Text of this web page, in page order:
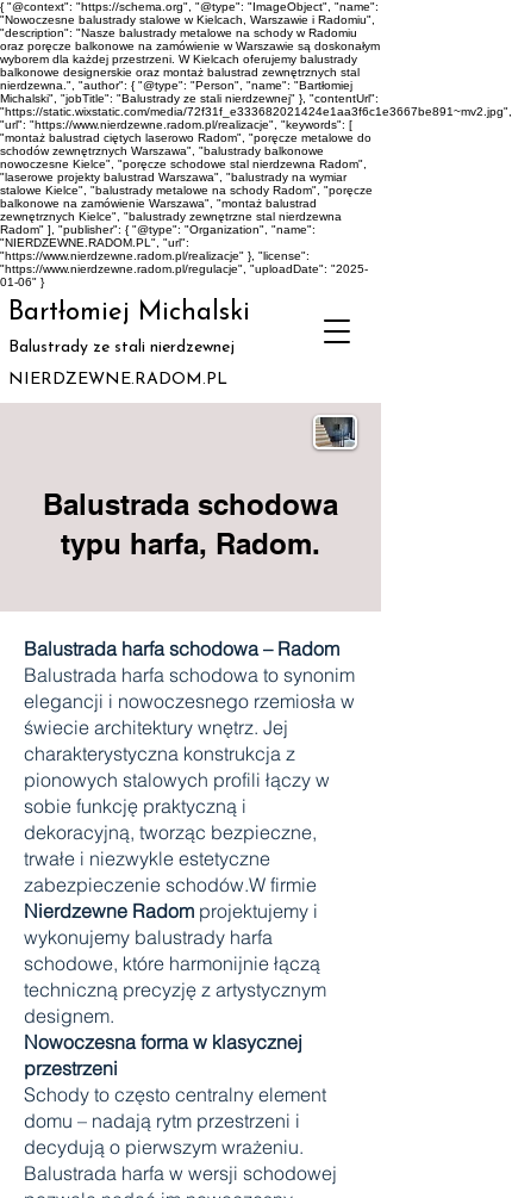
{ "@context": "https://schema.org", "@type": "ImageObject", "name":
"Nowoczesne balustrady stalowe w Kielcach, Warszawie i Radomiu",
"description": "Nasze balustrady metalowe na schody w Radomiu
oraz poręcze balkonowe na zamówienie w Warszawie są doskonałym
wyborem dla każdej przestrzeni. W Kielcach oferujemy balustrady
balkonowe designerskie oraz montaż balustrad zewnętrznych stal
nierdzewna.", "author": { "@type": "Person", "name": "Bartłomiej
Michalski", "jobTitle": "Balustrady ze stali nierdzewnej" }, "contentUrl":
"https://static.wixstatic.com/media/72f31f_e333682021424e1aa3f6c1e3667be891~mv2.jpg",
"url": "https://www.nierdzewne.radom.pl/realizacje", "keywords": [
"montaż balustrad ciętych laserowo Radom", "poręcze metalowe do
schodów zewnętrznych Warszawa", "balustrady balkonowe
nowoczesne Kielce", "poręcze schodowe stal nierdzewna Radom",
"laserowe projekty balustrad Warszawa", "balustrady na wymiar
stalowe Kielce", "balustrady metalowe na schody Radom", "poręcze
balkonowe na zamówienie Warszawa", "montaż balustrad
zewnętrznych Kielce", "balustrady zewnętrzne stal nierdzewna
Radom" ], "publisher": { "@type": "Organization", "name":
"NIERDZEWNE.RADOM.PL", "url":
"https://www.nierdzewne.radom.pl/realizacje" }, "license":
"https://www.nierdzewne.radom.pl/regulacje", "uploadDate": "2025-
01-06" }
Bartłomiej Michalski
Balustrady ze stali nierdzewnej
NIERDZEWNE.RADOM.PL
Balustrada schodowa
typu harfa, Radom.
Balustrada harfa schodowa – Radom
Balustrada harfa schodowa to synonim
elegancji i nowoczesnego rzemiosła w
świecie architektury wnętrz. Jej
charakterystyczna konstrukcja z
pionowych stalowych profili łączy w
sobie funkcję praktyczną i
dekoracyjną, tworząc bezpieczne,
trwałe i niezwykle estetyczne
zabezpieczenie schodów.W firmie
Nierdzewne Radom projektujemy i
wykonujemy balustrady harfa
schodowe, które harmonijnie łączą
techniczną precyzję z artystycznym
designem.
Nowoczesna forma w klasycznej
przestrzeni
Schody to często centralny element
domu – nadają rytm przestrzeni i
decydują o pierwszym wrażeniu.
Balustrada harfa w wersji schodowej